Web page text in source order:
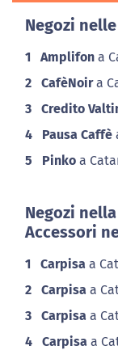
Negozi
1 Amplifon a
2 CafèNoira
3 Credito
4 Pausa Caffè
5 Pinko a
Negozi
Accessori
1 Carpisa a
2 Carpisa a
3 Carpisa a
4 Carpisa a